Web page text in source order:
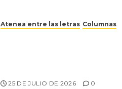
Atenea entre las letras Columnas
25 DE JULIO DE 2026 0